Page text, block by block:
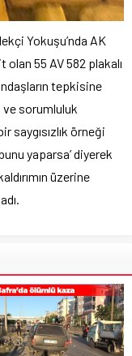
Yokuşu’nda AK
olan 55 AV 582 plakalı
tepkisine
sorumluluk
saygısızlık örneği
yaparsa’ diyerek
üzerine